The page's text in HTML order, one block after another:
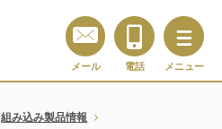
メール 電話 メニュー
組み込み製品情報